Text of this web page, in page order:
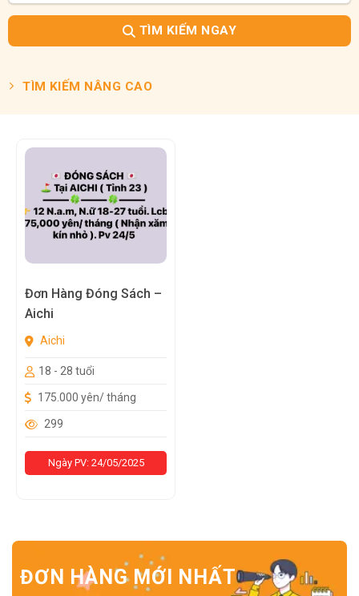
TÌM KIẾM NGAY
TÌM KIẾM NÂNG CAO
Đơn Hàng Đóng Sách –
Aichi
Aichi
18 - 28 tuổi
175.000 yên/ tháng
299
Ngày PV: 24/05/2025
ĐƠN HÀNG MỚI NHẤT